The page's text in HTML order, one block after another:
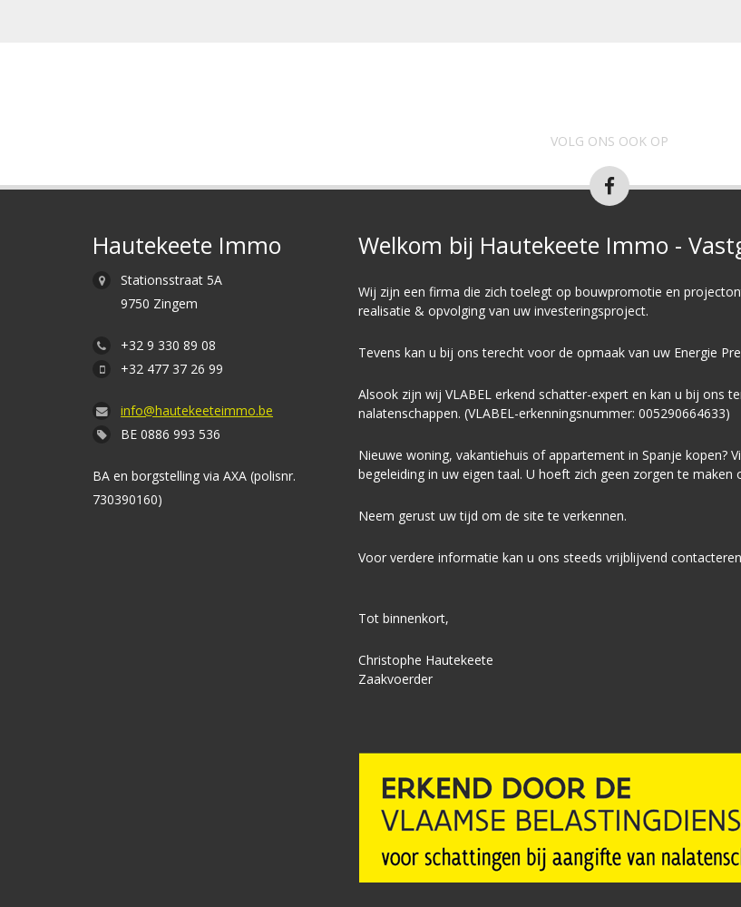
VOLG ONS OOK OP
Hautekeete Immo
Stationsstraat 5A
9750 Zingem
+32 9 330 89 08
+32 477 37 26 99
info@hautekeeteimmo.be
BE 0886 993 536
BA en borgstelling via AXA (polisnr.
730390160)
Welkom bij Hautekeete Immo -
Wij zijn een firma die zich toelegt op bouwpromotie en
realisatie & opvolging van uw investeringsproject.
Tevens kan u bij ons terecht voor de opmaak van uw Energie P
Alsook zijn wij VLABEL erkend schatter-expert en kan u bij ons
nalatenschappen. (VLABEL-erkenningsnummer: 005290664633)
Nieuwe woning, vakantiehuis of appartement in Spanje kopen?
begeleiding in uw eigen taal. U hoeft zich geen zorgen te maken
Neem gerust uw tijd om de site te verkennen.
Voor verdere informatie kan u ons steeds vrijblijvend
Tot binnenkort,
Christophe Hautekeete
Zaakvoerder